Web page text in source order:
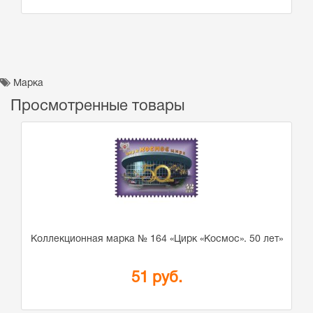
Марка
Просмотренные товары
Коллекционная марка № 164 «Цирк «Космос». 50 лет»
51 руб.